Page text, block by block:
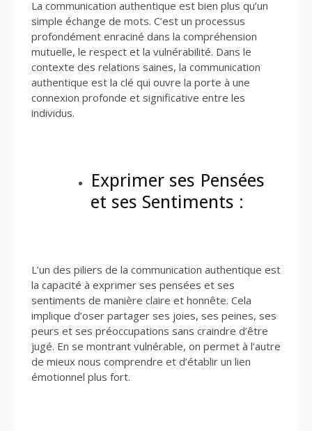
La communication authentique est bien plus qu’un
simple échange de mots. C’est un processus
profondément enraciné dans la compréhension
mutuelle, le respect et la vulnérabilité. Dans le
contexte des relations saines, la communication
authentique est la clé qui ouvre la porte à une
connexion profonde et significative entre les
individus.
Exprimer ses Pensées
et ses Sentiments :
L’un des piliers de la communication authentique est
la capacité à exprimer ses pensées et ses
sentiments de manière claire et honnête. Cela
implique d’oser partager ses joies, ses peines, ses
peurs et ses préoccupations sans craindre d’être
jugé. En se montrant vulnérable, on permet à l’autre
de mieux nous comprendre et d’établir un lien
émotionnel plus fort.